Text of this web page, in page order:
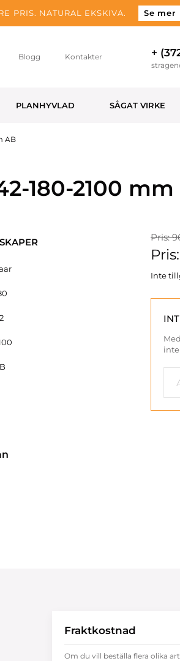
PRIS. NATURAL EKSKIVA. Se mer
Blogg Kontakter +
PLANHYVLAD SÅGAT VIRKE
AB
180-2100 mm
Pris:
Inte
Fraktkostnad
Om du vill beställa flera olika